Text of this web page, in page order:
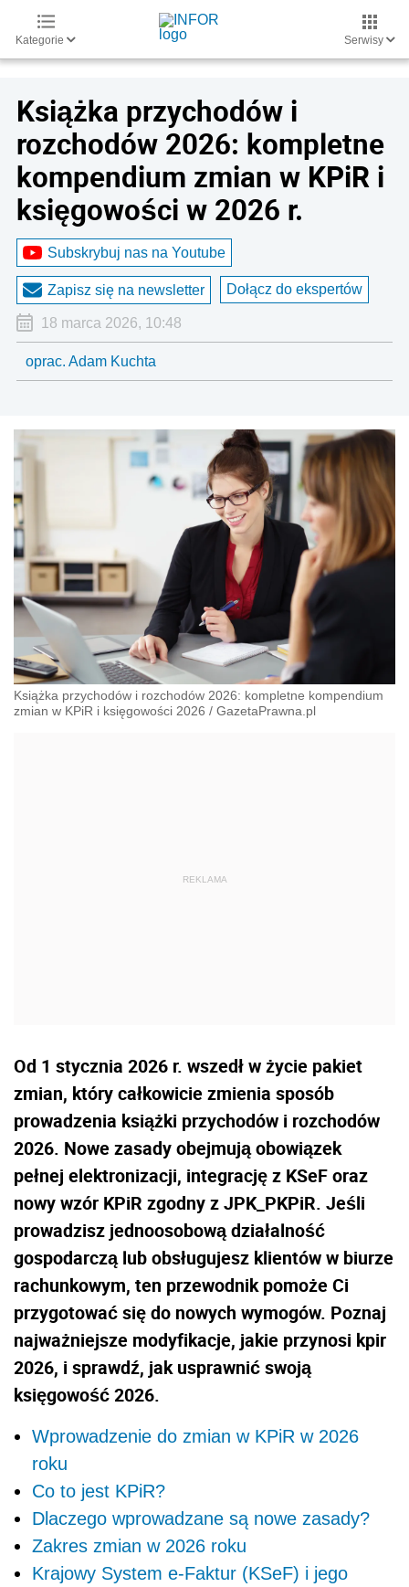
Kategorie Serwisy
Książka przychodów i
rozchodów 2026: kompletne
kompendium zmian w KPiR i
księgowości w 2026 r.
Subskrybuj nas na Youtube
Zapisz się na newsletter Dołącz do ekspertów
18 marca 2026, 10:48
oprac. Adam Kuchta
Książka przychodów i rozchodów 2026: kompletne kompendium
zmian w KPiR i księgowości 2026 / GazetaPrawna.pl
Od 1 stycznia 2026 r. wszedł w życie pakiet
zmian, który całkowicie zmienia sposób
prowadzenia książki przychodów i rozchodów
2026. Nowe zasady obejmują obowiązek
pełnej elektronizacji, integrację z KSeF oraz
nowy wzór KPiR zgodny z JPK_PKPiR. Jeśli
prowadzisz jednoosobową działalność
gospodarczą lub obsługujesz klientów w biurze
rachunkowym, ten przewodnik pomoże Ci
przygotować się do nowych wymogów. Poznaj
najważniejsze modyfikacje, jakie przynosi kpir
2026, i sprawdź, jak usprawnić swoją
księgowość 2026.
Wprowadzenie do zmian w KPiR w 2026
roku
Co to jest KPiR?
Dlaczego wprowadzane są nowe zasady?
Zakres zmian w 2026 roku
Krajowy System e-Faktur (KSeF) i jego